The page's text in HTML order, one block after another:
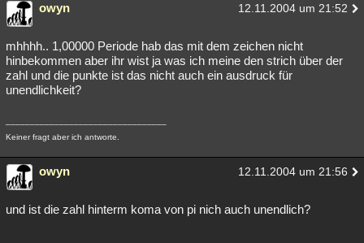
owyn 12.11.2004 um 21:52
mhhhh.. 1,00000 Periode hab das mit dem zeichen nicht
hinbekommen aber ihr wist ja was ich meine den strich über der
zahl und die punkte ist das nicht auch ein ausdruck für
unendlichkeit?
Keiner fragt aber ich antworte.
owyn 12.11.2004 um 21:56
und ist die zahl hinterm koma von pi nich auch unendlich?